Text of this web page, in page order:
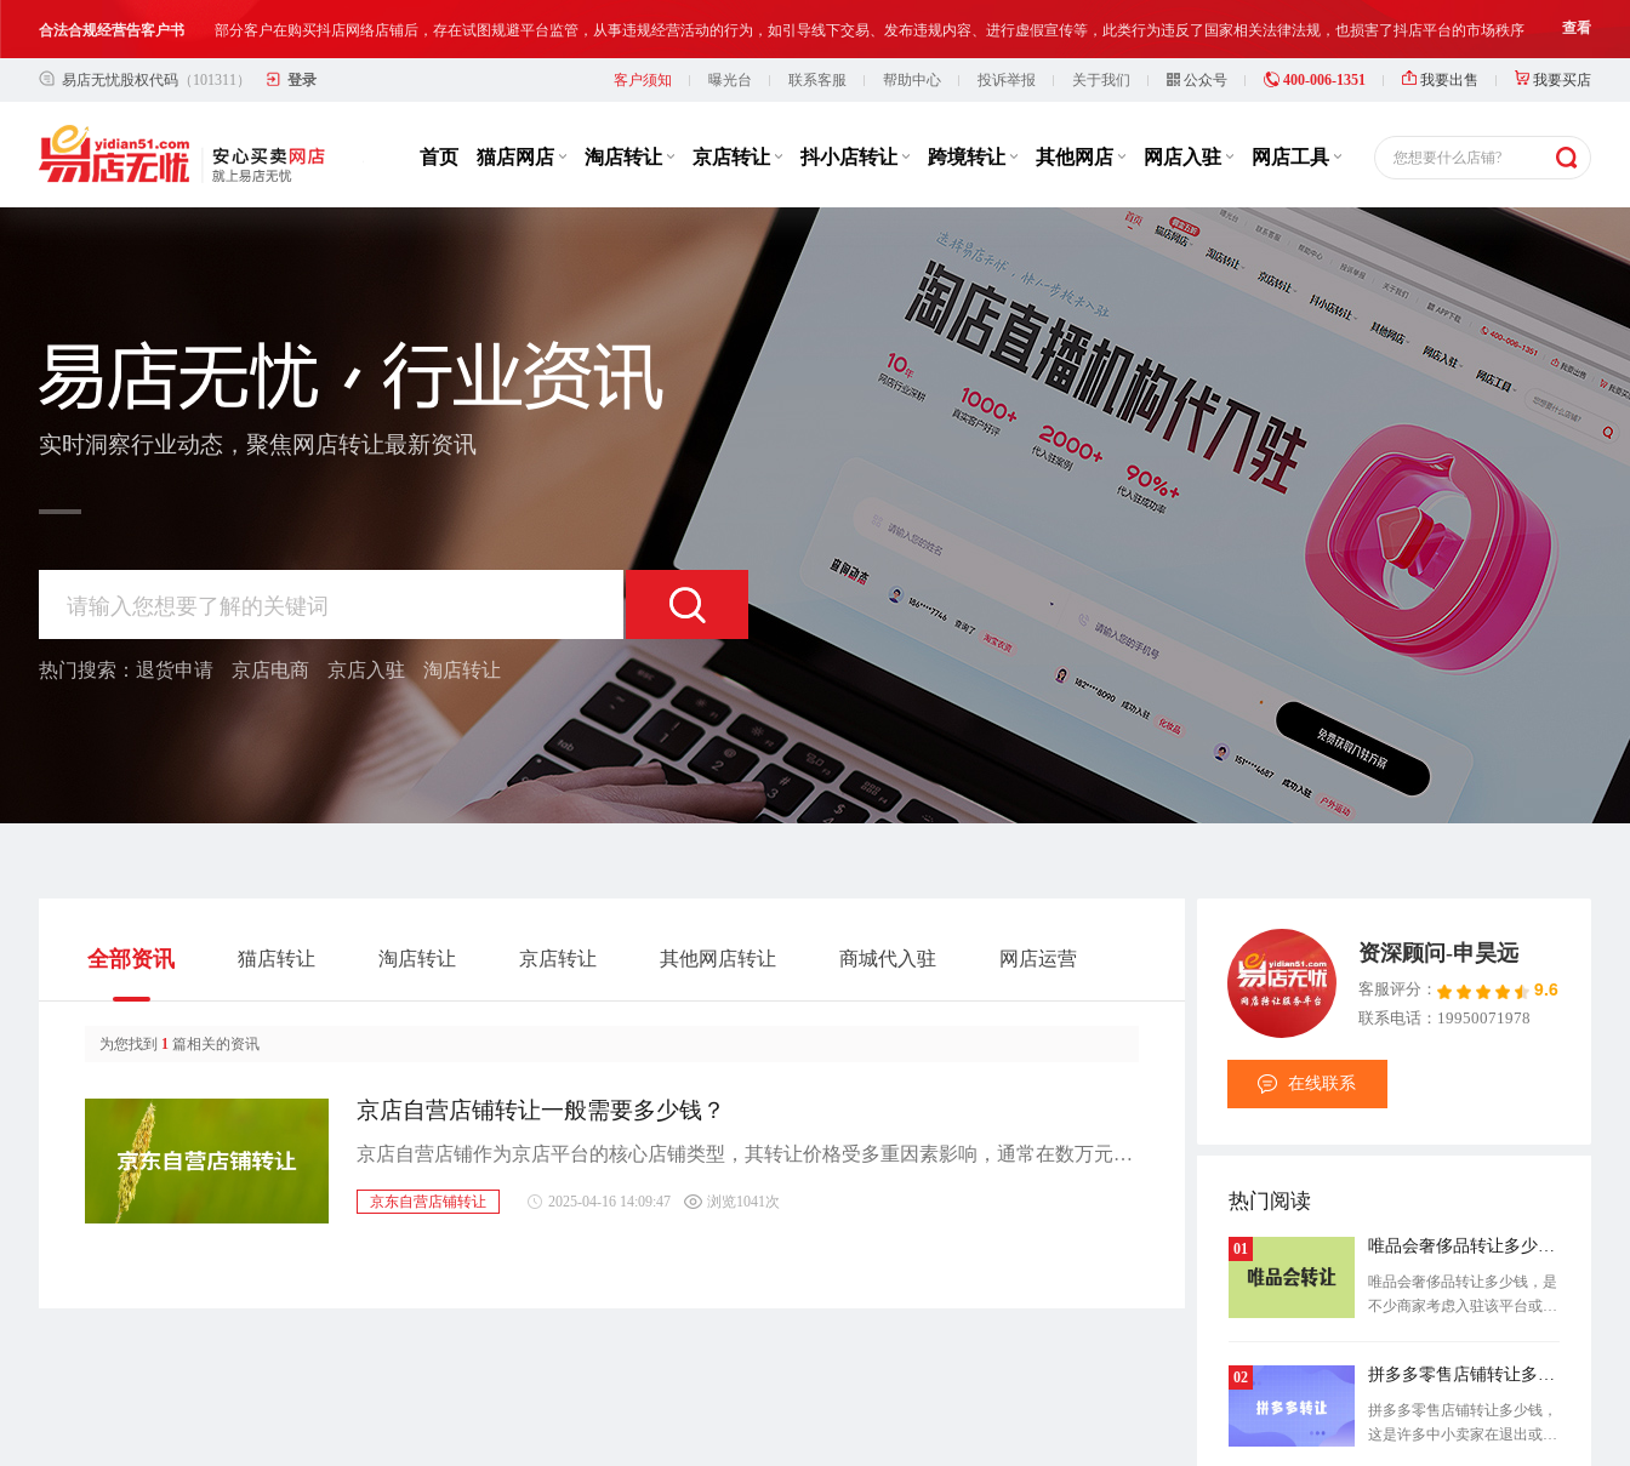
网络店铺合法经营告诫书 为确保网络店铺的合法、规范转让与经营,我司温馨提示,请勿将您转让或购买的网络店铺用于实施违法、犯罪行为；网络非法外之地,店铺出让人、受让人、实际经营人均须对网络店铺进行合法合规经营和管理 查看
合法合规经营告客户书 部分客户在购买抖店网络店铺后，存在试图规避平台监管，从事违规经营活动的行为，如引导线下交易、发布违规内容、进行虚假宣传等，此类行为违反了国家相关法律法规，也损害了抖店平台的市场秩序 查看
网络店铺合法经营告诫书 为确保网络店铺的合法、规范转让与经营,我司温馨提示,请勿将您转让或购买的网络店铺用于实施违法、犯罪行为；网络非法外之地,店铺出让人、受让人、实际经营人均须对网络店铺进行合法合规经营和管理 查看
易店无忧股权代码 （101311） 登录 客户须知 曝光台 联系客服 帮助中心 投诉举报 关于我们 公众号 400-006-1351 我要出售 我要买店
首页 猫店网店 淘店转让 京店转让 抖小店转让 跨境转让 其他网店 网店入驻 网店工具 您想要什么店铺?
实时洞察行业动态，聚焦网店转让最新资讯
热门搜索： 退货申请 京店电商 京店入驻 淘店转让
全部资讯 猫店转让 淘店转让 京店转让 其他网店转让 商城代入驻 网店运营
为您找到 1 篇相关的资讯
京店自营店铺转让一般需要多少钱？
京店自营店铺作为京店平台的核心店铺类型，其转让价格受多重因素影响，通常在数万元至几十万元区间浮动。下文将详细介绍京店自营店铺转让的相关费用。
京东自营店铺转让 2025-04-16 14:09:47 浏览1041次
资深顾问-申昊远
客服评分： 9.6
联系电话：19950071978
在线联系
热门阅读
01 唯品会奢侈品转让多少钱？
唯品会奢侈品转让多少钱，是
不少商家考虑入驻该平台或进
02 拼多多零售店铺转让多少钱？
拼多多零售店铺转让多少钱，
这是许多中小卖家在退出或转